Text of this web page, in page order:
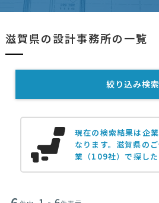
滋賀県の設計事務所の一覧
現在の検索結果は企
なります。 滋賀県の
業（109社）で探した
絞り込み検索